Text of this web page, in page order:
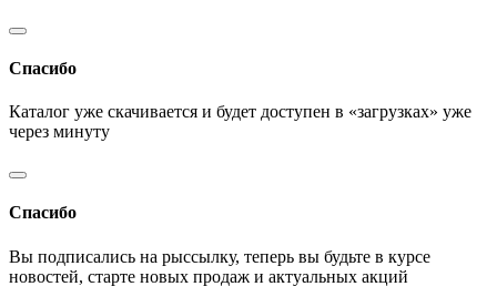
Спасибо
Каталог уже скачивается и будет доступен в «загрузках» уже
через минуту
Спасибо
Вы подписались на рыссылку, теперь вы будьте в курсе
новостей, старте новых продаж и актуальных акций